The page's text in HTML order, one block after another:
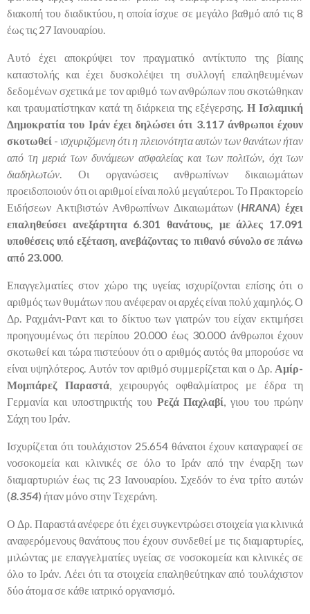
διακοπή του διαδικτύου, η οποία ίσχυε σε μεγάλο βαθμό από τις 8
έως τις 27 Ιανουαρίου.
Αυτό έχει αποκρύψει τον πραγματικό αντίκτυπο της βίαιης
καταστολής και έχει δυσκολέψει τη συλλογή επαληθευμένων
δεδομένων σχετικά με τον αριθμό των ανθρώπων που σκοτώθηκαν
και τραυματίστηκαν κατά τη διάρκεια της εξέγερσης. Η Ισλαμική
Δημοκρατία του Ιράν έχει δηλώσει ότι 3.117 άνθρωποι έχουν
σκοτωθεί - ισχυριζόμενη ότι η πλειονότητα αυτών των θανάτων ήταν
από τη μεριά των δυνάμεων ασφαλείας και των πολιτών, όχι των
διαδηλωτών. Οι οργανώσεις ανθρωπίνων δικαιωμάτων
προειδοποιούν ότι οι αριθμοί είναι πολύ μεγαύτεροι. Το Πρακτορείο
Ειδήσεων Ακτιβιστών Ανθρωπίνων Δικαιωμάτων (HRANA)έχει
επαληθεύσει ανεξάρτητα 6.301 θανάτους, με άλλες 17.091
υποθέσεις υπό εξέταση, ανεβάζοντας το πιθανό σύνολο σε πάνω
από 23.000.
Επαγγελματίες στον χώρο της υγείας ισχυρίζονται επίσης ότι ο
αριθμός των θυμάτων που ανέφεραν οι αρχές είναι πολύ χαμηλός. Ο
Δρ. Ραχμάνι-Ραντ και το δίκτυο των γιατρών του είχαν εκτιμήσει
προηγουμένως ότι περίπου 20.000 έως 30.000 άνθρωποι έχουν
σκοτωθεί και τώρα πιστεύουν ότι ο αριθμός αυτός θα μπορούσε να
είναι υψηλότερος. Αυτόν τον αριθμό συμμερίζεται και ο Δρ. Αμίρ-
Μομπάρεζ Παραστά, χειρουργός οφθαλμίατρος με έδρα τη
Γερμανία και υποστηρικτής του Ρεζά Παχλαβί, γιου του πρώην
Σάχη του Ιράν.
Ισχυρίζεται ότι τουλάχιστον 25.654 θάνατοι έχουν καταγραφεί σε
νοσοκομεία και κλινικές σε όλο το Ιράν από την έναρξη των
διαμαρτυριών έως τις 23 Ιανουαρίου. Σχεδόν το ένα τρίτο αυτών
(8.354) ήταν μόνο στην Τεχεράνη.
Ο Δρ. Παραστά ανέφερε ότι έχει συγκεντρώσει στοιχεία για κλινικά
αναφερόμενους θανάτους που έχουν συνδεθεί με τις διαμαρτυρίες,
μιλώντας με επαγγελματίες υγείας σε νοσοκομεία και κλινικές σε
όλο το Ιράν. Λέει ότι τα στοιχεία επαληθεύτηκαν από τουλάχιστον
δύο άτομα σε κάθε ιατρικό οργανισμό.